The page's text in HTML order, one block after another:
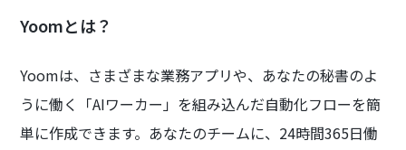
Yoomとは？
Yoomは、さまざまな業務アプリや、あなたの秘書のよ
うに働く「AIワーカー」を組み込んだ自動化フローを簡
単に作成できます。あなたのチームに、24時間365日働